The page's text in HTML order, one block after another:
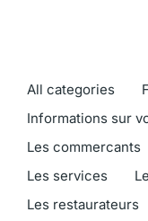
All categories
Informations sur
Les commercants
Les services
Les restaurateurs